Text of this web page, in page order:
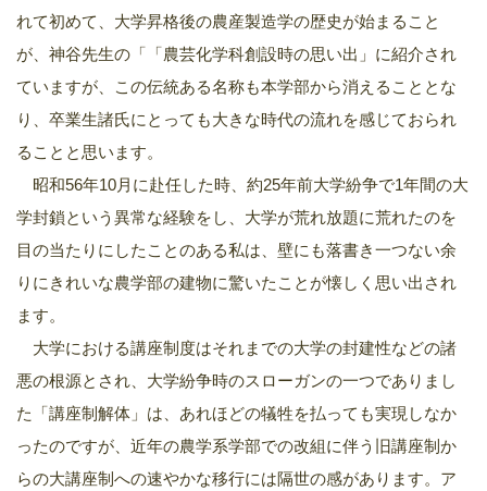
れて初めて、大学昇格後の農産製造学の歴史が始まること
が、神谷先生の「「農芸化学科創設時の思い出」に紹介され
ていますが、この伝統ある名称も本学部から消えることとな
り、卒業生諸氏にとっても大きな時代の流れを感じておられ
ることと思います。
昭和56年10月に赴任した時、約25年前大学紛争で1年間の大
学封鎖という異常な経験をし、大学が荒れ放題に荒れたのを
目の当たりにしたことのある私は、壁にも落書き一つない余
りにきれいな農学部の建物に驚いたことが懐しく思い出され
ます。
大学における講座制度はそれまでの大学の封建性などの諸
悪の根源とされ、大学紛争時のスローガンの一つでありまし
た「講座制解体」は、あれほどの犠牲を払っても実現しなか
ったのですが、近年の農学系学部での改組に伴う旧講座制か
らの大講座制への速やかな移行には隔世の感があります。ア